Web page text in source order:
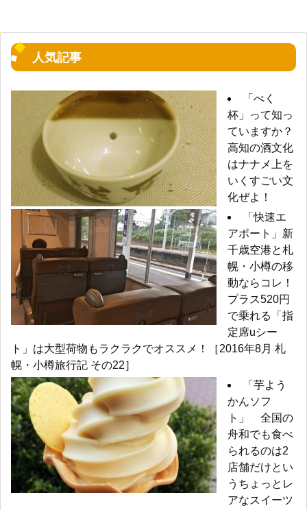
人気記事
「べく
杯」って知っ
ていますか？
高知の酒文化
はナナメ上を
いくすごい文
化ぜよ！
「快速エ
アポート」新
千歳空港と札
幌・小樽の移
動ならコレ！
プラス520円
で乗れる「指
定席uシー
ト」は大型荷物もラクラクでオススメ！［2016年8月 札
幌・小樽旅行記 その22］
「芋よう
かんソフ
ト」 全国の
舟和でも食べ
られるのは2
店舗だけとい
うちょっとレ
アなスイーツ